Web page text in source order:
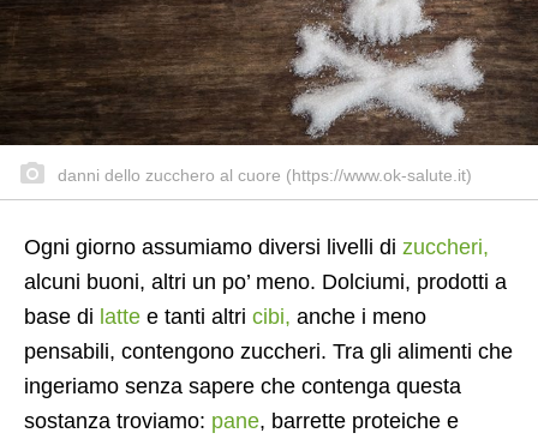
danni dello zucchero al cuore (https://www.ok-salute.it)
Ogni giorno assumiamo diversi livelli di zuccheri,
alcuni buoni, altri un po’ meno. Dolciumi, prodotti a
base di latte e tanti altri cibi, anche i meno
pensabili, contengono zuccheri. Tra gli alimenti che
ingeriamo senza sapere che contenga questa
sostanza troviamo: pane, barrette proteiche e